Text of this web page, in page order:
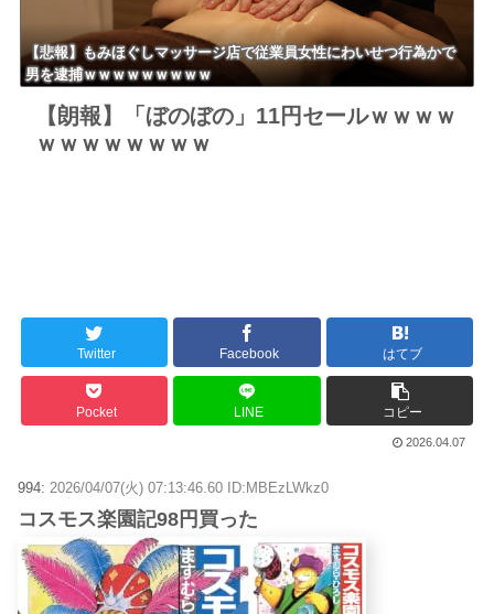
【悲報】もみほぐしマッサージ店で従業員女性にわいせつ行為かで
男を逮捕ｗｗｗｗｗｗｗｗｗ
【朗報】「ぼのぼの」11円セールｗｗｗｗ
ｗｗｗｗｗｗｗｗ
Twitter Facebook はてブ
Pocket LINE コピー
2026.04.07
994: 2026/04/07(火) 07:13:46.60 ID:MBEzLWkz0
コスモス楽園記98円買った